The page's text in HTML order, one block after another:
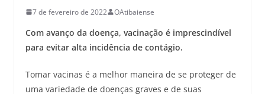
7 de fevereiro de 2022 OAtibaiense
Com avanço da doença, vacinação é imprescindível
para evitar alta incidência de contágio.
Tomar vacinas é a melhor maneira de se proteger de
uma variedade de doenças graves e de suas